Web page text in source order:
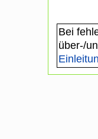
Bei
über-/